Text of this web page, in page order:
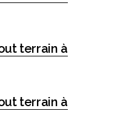
terrain à
terrain à